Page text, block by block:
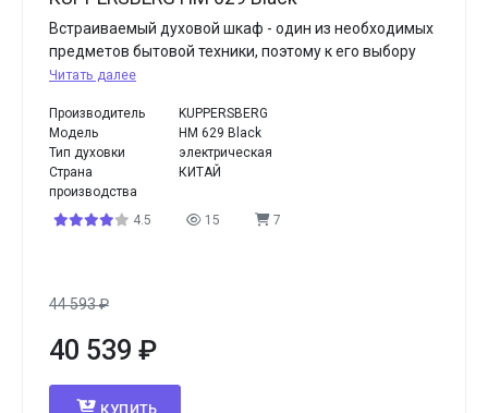
Встраиваемый духовой шкаф - один из необходимых
предметов бытовой техники, поэтому к его выбору
Читать далее
Производитель
KUPPERSBERG
Модель
HM 629 Black
Тип духовки
электрическая
Страна
производства
КИТАЙ
4.5 15 7
44 593₽
40 539 ₽
КУПИТЬ